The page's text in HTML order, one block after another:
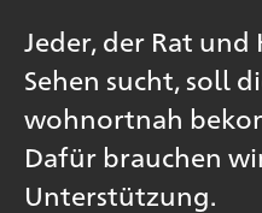
Jeder, der Rat
Sehen sucht, soll
wohnortnah
Dafür brauchen
Unterstützung.